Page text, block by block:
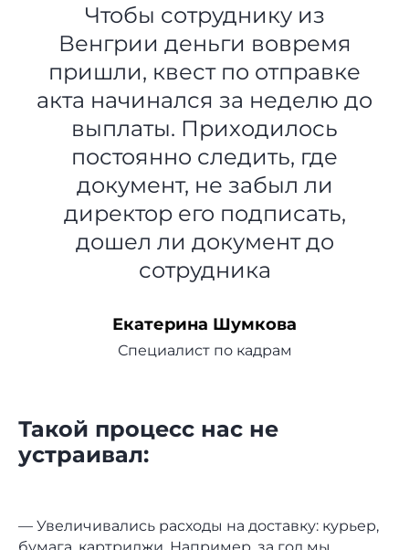
Чтобы сотруднику из
Венгрии деньги вовремя
пришли, квест по отправке
акта начинался за неделю до
выплаты. Приходилось
постоянно следить, где
документ, не забыл ли
директор его подписать,
дошел ли документ до
сотрудника
Екатерина Шумкова
Специалист по кадрам
Такой процесс нас не
устраивал:
— Увеличивались расходы на доставку: курьер,